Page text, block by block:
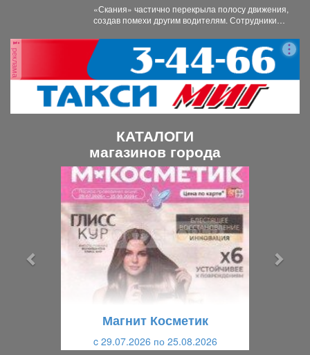
застрявшего в кювете грузовика.
«Скания» частично перекрыла полосу движения,
создав помехи другим водителям. Сотрудники
реклама
КАТАЛОГИ
магазинов города
Магнит Косметик
c 29.07.2026 по 25.08.2026